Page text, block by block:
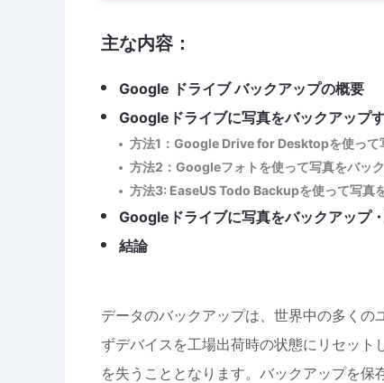
主な内容：
Google ドライブ バックアップの概要
Googleドライブに写真をバックアップす
方法1：Google Drive for Desktopを使って
方法2：Googleフォトを使って写真をバッ
方法3: EaseUS Todo Backupを使って写真
Googleドライブに写真をバックアップ
結論
データのバックアップは、世界中の多く
ずデバイスを工場出荷時の状態にリセッ
を失うこととなります。バックアップを